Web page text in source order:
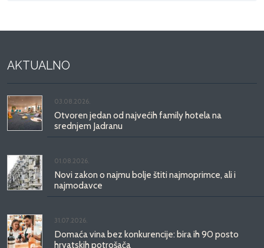
AKTUALNO
03.08.2026.
Otvoren jedan od najvećih family hotela na
srednjem Jadranu
01.08.2026.
Novi zakon o najmu bolje štiti najmoprimce, ali i
najmodavce
31.07.2026.
Domaća vina bez konkurencije: bira ih 90 posto
hrvatskih potrošača